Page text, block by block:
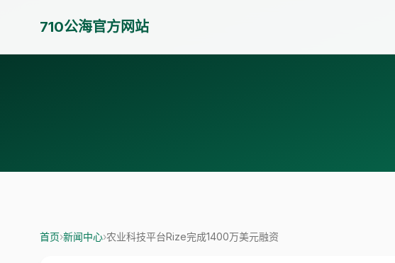
710公海官方网站
首页›新闻中心›农业科技平台Rize完成1400万美元融资